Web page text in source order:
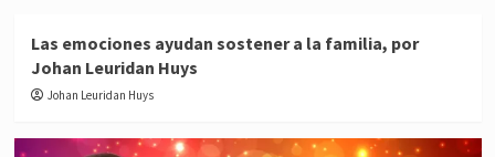
Las emociones ayudan sostener a la familia, por
Johan Leuridan Huys
Johan Leuridan Huys